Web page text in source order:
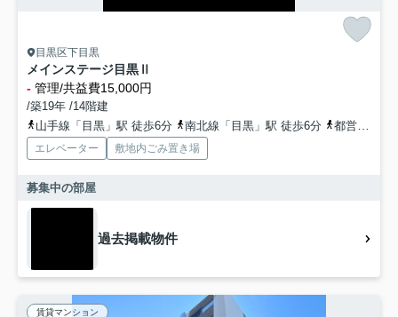
目黒区下目黒
メインステージ目黒Ⅱ
- 管理/共益費15,000円
/築19年 /14階建
山手線「目黒」駅 徒歩6分
南北線「目黒」駅 徒歩6分 都営三田線「目黒」駅 徒歩6分
エレベーター 敷地内ごみ置き場
募集中の部屋
過去掲載物件
賃貸マンション